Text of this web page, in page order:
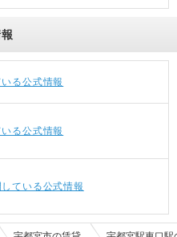
る公式情報
る公式情報
ている公式情報